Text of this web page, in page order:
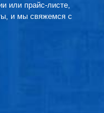
или прайс-листе,
и мы свяжемся с